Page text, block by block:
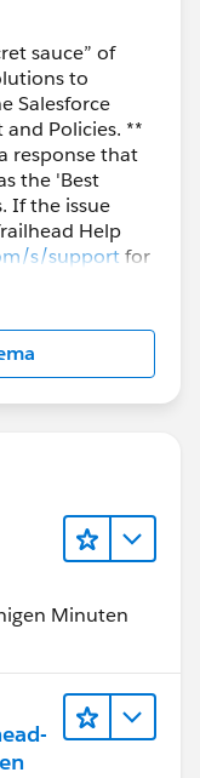
sauce” of
to
Salesforce
Policies. **
response that
the 'Best
If the issue
Help
s/supportfor
Minuten